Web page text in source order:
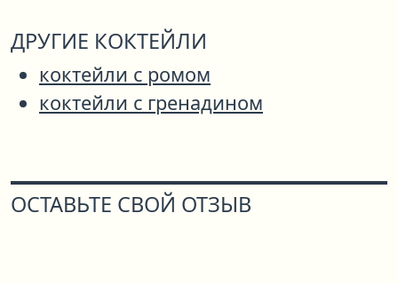
ДРУГИЕ КОКТЕЙЛИ
коктейли с ромом
коктейли с гренадином
ОСТАВЬТЕ СВОЙ ОТЗЫВ